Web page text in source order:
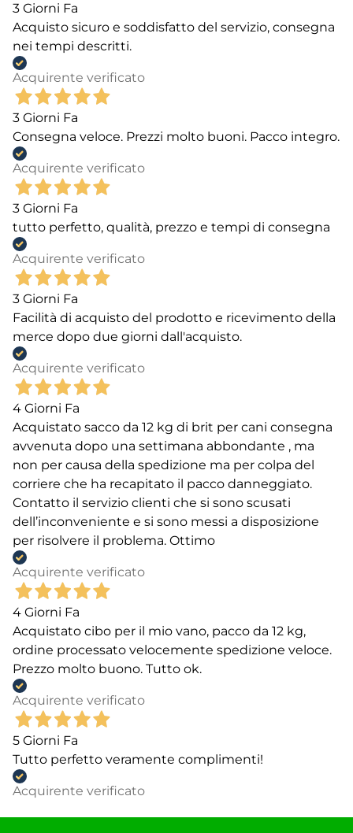
3 Giorni Fa
Acquisto sicuro e soddisfatto del servizio, consegna
nei tempi descritti.
Acquirente verificato
3 Giorni Fa
Consegna veloce. Prezzi molto buoni. Pacco integro.
Acquirente verificato
3 Giorni Fa
tutto perfetto, qualità, prezzo e tempi di consegna
Acquirente verificato
3 Giorni Fa
Facilità di acquisto del prodotto e ricevimento della
merce dopo due giorni dall'acquisto.
Acquirente verificato
4 Giorni Fa
Acquistato sacco da 12 kg di brit per cani consegna
avvenuta dopo una settimana abbondante , ma
non per causa della spedizione ma per colpa del
corriere che ha recapitato il pacco danneggiato.
Contatto il servizio clienti che si sono scusati
dell’inconveniente e si sono messi a disposizione
per risolvere il problema. Ottimo
Acquirente verificato
4 Giorni Fa
Acquistato cibo per il mio vano, pacco da 12 kg,
ordine processato velocemente spedizione veloce.
Prezzo molto buono. Tutto ok.
Acquirente verificato
5 Giorni Fa
Tutto perfetto veramente complimenti!
Acquirente verificato